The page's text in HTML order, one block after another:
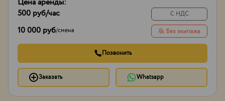
500 руб/час
10 000 руб/смена
С НДС
Без экипажа
Позвонить
Заказать Whatsapp